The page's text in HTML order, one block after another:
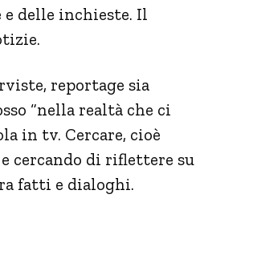
e delle inchieste. Il
reportage sia
“nella realtà che ci
in tv. Cercare, cioè
cercando di riflettere su
fatti e dialoghi.